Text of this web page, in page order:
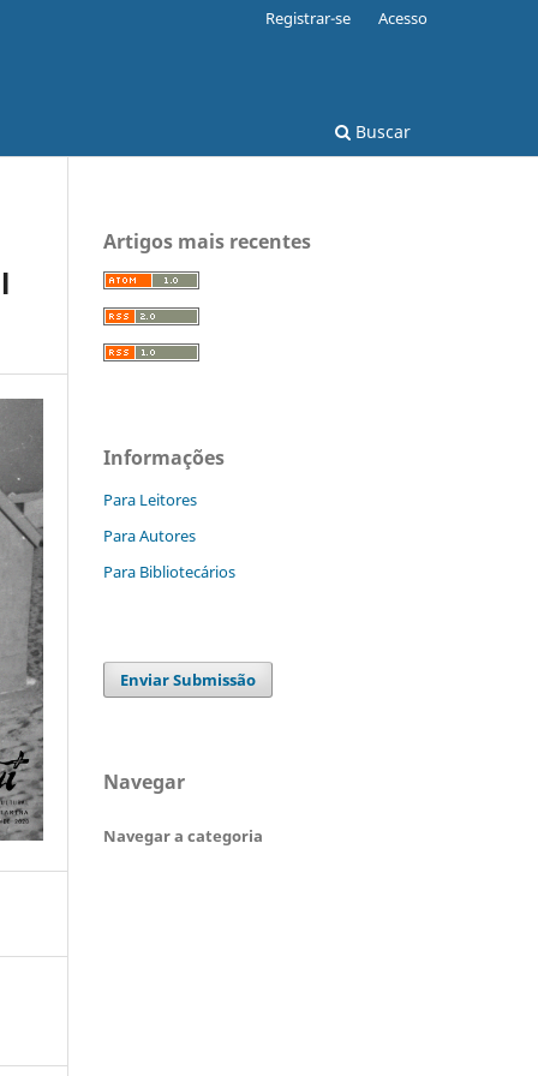
Buscar
Registrar-se Acesso
Artigos mais recentes
Informações
Para Leitores
Para Autores
Para Bibliotecários
Enviar Submissão
Navegar
Navegar a categoria